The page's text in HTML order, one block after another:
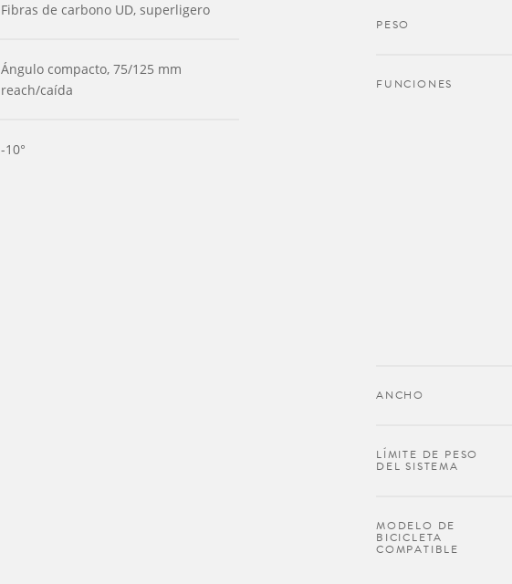
Fibras de carbono UD, superligero
Ángulo compacto, 75/125 mm
reach/caída
-10°
PESO
FUNCIONES
ANCHO
LÍMITE DE PESO
DEL SISTEMA
MODELO DE
BICICLETA
COMPATIBLE